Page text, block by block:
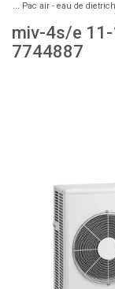
Pac air - eau de dietrich
miv-4s/e 11-
7744887